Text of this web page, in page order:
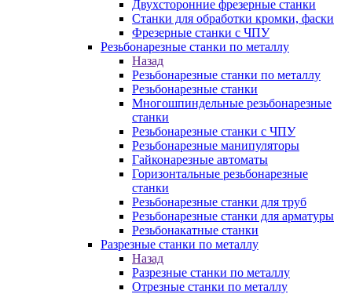
Двухсторонние фрезерные станки
Станки для обработки кромки, фаски
Фрезерные станки с ЧПУ
Резьбонарезные станки по металлу
Назад
Резьбонарезные станки по металлу
Резьбонарезные станки
Многошпиндельные резьбонарезные
станки
Резьбонарезные станки с ЧПУ
Резьбонарезные манипуляторы
Гайконарезные автоматы
Горизонтальные резьбонарезные
станки
Резьбонарезные станки для труб
Резьбонарезные станки для арматуры
Резьбонакатные станки
Разрезные станки по металлу
Назад
Разрезные станки по металлу
Отрезные станки по металлу